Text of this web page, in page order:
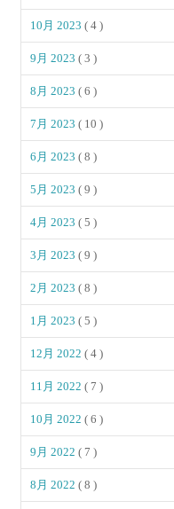
10月 2023( 4 )
9月 2023( 3 )
8月 2023( 6 )
7月 2023( 10 )
6月 2023( 8 )
5月 2023( 9 )
4月 2023( 5 )
3月 2023( 9 )
2月 2023( 8 )
1月 2023( 5 )
12月 2022( 4 )
11月 2022( 7 )
10月 2022( 6 )
9月 2022( 7 )
8月 2022( 8 )